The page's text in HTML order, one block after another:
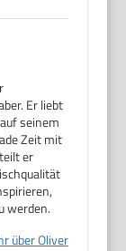
Er liebt
seinem
Zeit mit
er
werden.
über Oliver